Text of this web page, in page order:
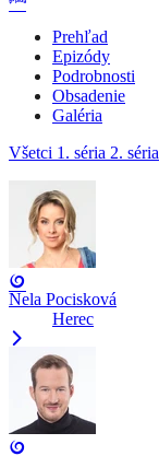
Prehľad
Epizódy
Podrobnosti
Obsadenie
Galéria
Všetci 1. séria 2. séria
Nela Pocisková
Herec